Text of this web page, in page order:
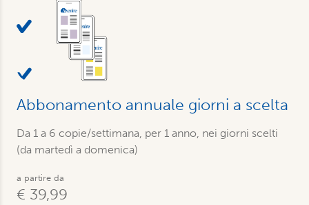
Abbonamento annuale giorni a scelta
Da 1 a 6 copie/settimana, per 1 anno, nei giorni scelti
(da martedì a domenica)
a partire da
€ 39,99